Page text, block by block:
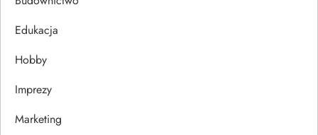
j
a
w
Edukacja
Hobby
Imprezy
Marketing